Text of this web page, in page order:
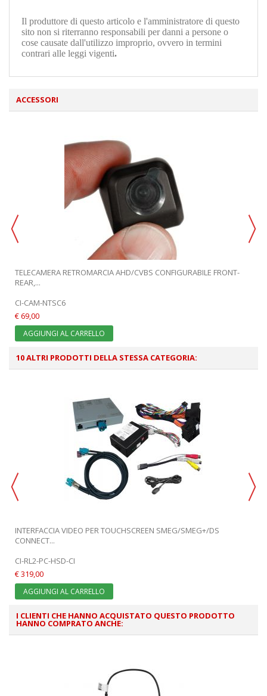
Il produttore di questo articolo e l'amministratore di questo
sito non si riterranno responsabili per danni a persone o
cose causate dall'utilizzo improprio, ovvero in termini
contrari alle leggi vigenti.
ACCESSORI
TELECAMERA RETROMARCIA AHD/CVBS CONFIGURABILE FRONT-
REAR,...
CI-CAM-NTSC6
€ 69,00
AGGIUNGI AL CARRELLO
10 ALTRI PRODOTTI DELLA STESSA CATEGORIA:
INTERFACCIA VIDEO PER TOUCHSCREEN SMEG/SMEG+/DS
CONNECT...
CI-RL2-PC-HSD-CI
€ 319,00
AGGIUNGI AL CARRELLO
I CLIENTI CHE HANNO ACQUISTATO QUESTO PRODOTTO
HANNO COMPRATO ANCHE: